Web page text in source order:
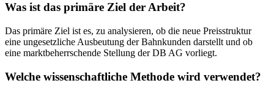
Was ist das primäre Ziel der Arbeit?
Das primäre Ziel ist es, zu analysieren, ob die neue Preisstruktur
eine ungesetzliche Ausbeutung der Bahnkunden darstellt und ob
eine marktbeherrschende Stellung der DB AG vorliegt.
Welche wissenschaftliche Methode wird verwendet?